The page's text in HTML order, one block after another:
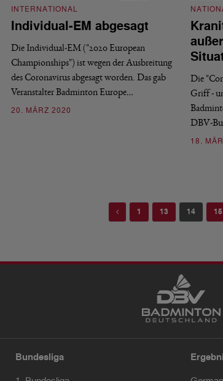
INTERNATIONAL
Individual-EM abgesagt
Die Individual-EM ("2020 European
Championships") ist wegen der Ausbreitung
des Coronavirus abgesagt worden. Das gab
Veranstalter Badminton Europe…
20. MÄRZ 2020
Die
Griff -
DBV-
18.
Previous
1 13 14 15
Bundesliga